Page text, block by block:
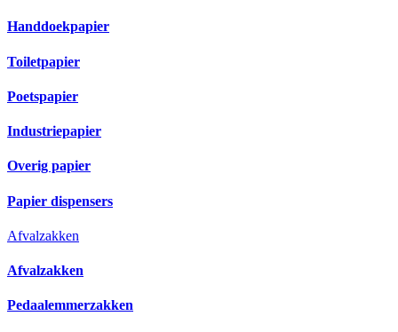
Handdoekpapier
Toiletpapier
Poetspapier
Industriepapier
Overig papier
Papier dispensers
Afvalzakken
Afvalzakken
Pedaalemmerzakken